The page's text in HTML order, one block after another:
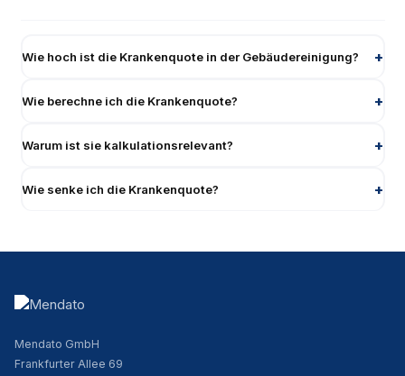
Wie hoch ist die Krankenquote in der Gebäudereinigung?
Wie berechne ich die Krankenquote?
Warum ist sie kalkulationsrelevant?
Wie senke ich die Krankenquote?
Mendato GmbH
Frankfurter Allee 69